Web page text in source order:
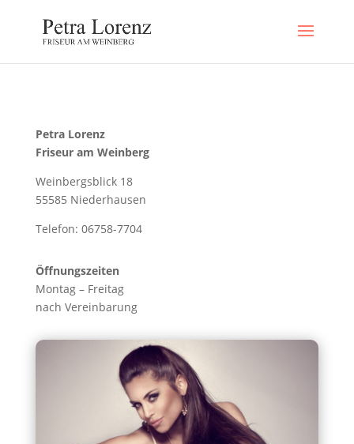
Petra Lorenz
Friseur am Weinberg
Weinbergsblick 18
55585 Niederhausen
Telefon: 06758-7704
Öffnungszeiten
Montag – Freitag
nach Vereinbarung